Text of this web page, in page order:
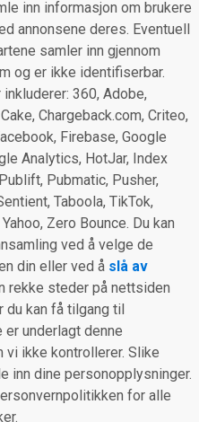
inn informasjon om brukere
annonsene deres. Eventuell
samler inn gjennom
og er ikke identifiserbar.
360, Adobe,
Chargeback.com, Criteo,
Firebase, Google
Analytics, HotJar, Index
Pubmatic, Pusher,
Taboola, TikTok,
Zero Bounce. Du kan
ved å velge de
din eller ved å slå av
rekke steder på nettsiden
du kan få tilgang til
underlagt denne
ikke kontrollerer. Slike
inn dine personopplysninger.
for alle